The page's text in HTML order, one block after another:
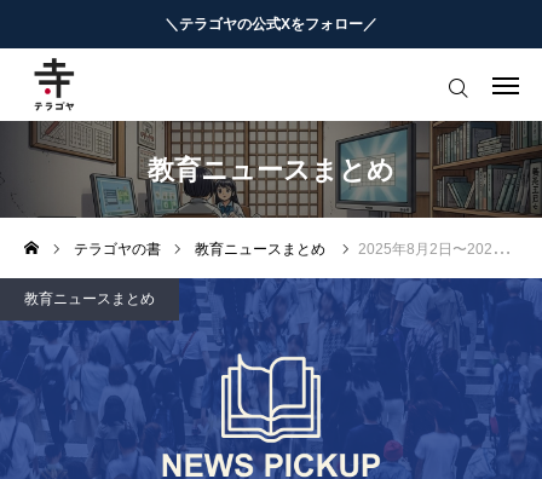
＼テラゴヤの公式Xをフォロー／
教育ニュースまとめ
テラゴヤの書 教育ニュースまとめ 2025年8月2日〜2025年8月10日の週間教育ニュースまとめ
教育ニュースまとめ
はじめての方へ
教育ニュースまとめ
ヨミモノ・特集
マナビ・学習攻略
お役立ちリンク集
テラゴヤ週報
お知らせ